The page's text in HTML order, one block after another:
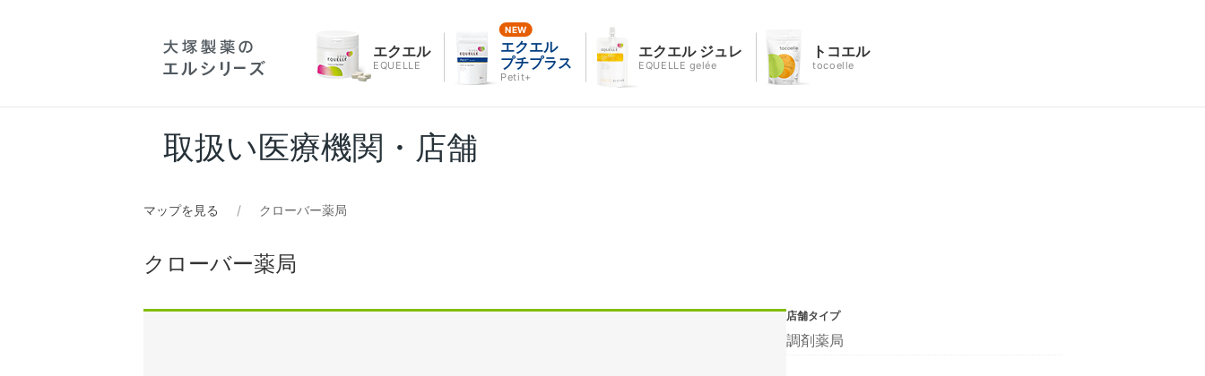
エクエル
EQUELLE
エクエル
プチプラス
Petit+
エクエル ジュレ
EQUELLE gelée
トコエル
tocoelle
取扱い医療機関・店舗
マップを見る クローバー薬局
クローバー薬局
店舗タイプ
調剤薬局